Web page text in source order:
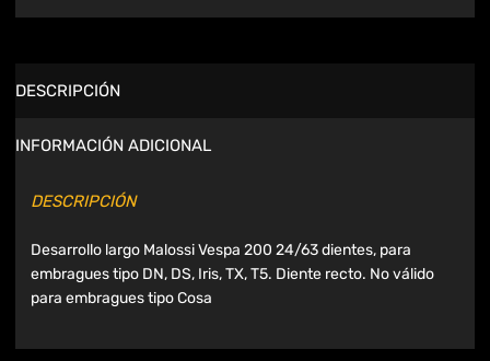
DESCRIPCIÓN
INFORMACIÓN ADICIONAL
DESCRIPCIÓN
Desarrollo largo Malossi Vespa 200 24/63 dientes, para
embragues tipo DN, DS, Iris, TX, T5. Diente recto. No válido
para embragues tipo Cosa